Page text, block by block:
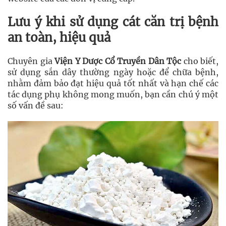
Lưu ý khi sử dụng cát căn trị bệnh
an toàn, hiệu quả
Chuyên giaViện Y Dược Cổ Truyền Dân Tộc cho biết,
sử dụng sắn dây thường ngày hoặc để chữa bệnh,
nhằm đảm bảo đạt hiệu quả tốt nhất và hạn chế các
tác dụng phụ không mong muốn, bạn cần chú ý một
số vấn đề sau: